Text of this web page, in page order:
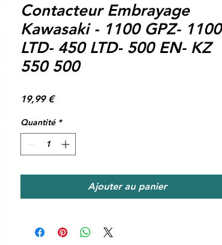
Contacteur Embrayage
Kawasaki - 1100 GPZ- 1100
LTD- 450 LTD- 500 EN- KZ
550 500
19,99 €Prix
Quantité *
Ajouter au panier